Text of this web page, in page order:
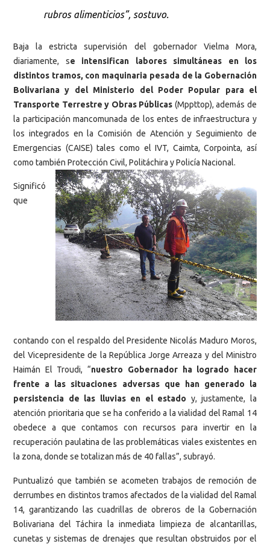
rubros alimenticios”, sostuvo.
Baja la estricta supervisión del gobernador Vielma Mora,
diariamente, se intensifican labores simultáneas en los
distintos tramos, con maquinaria pesada de la Gobernación
Bolivariana y del Ministerio del Poder Popular para el
Transporte Terrestre y Obras Públicas (Mppttop), además de
la participación mancomunada de los entes de infraestructura y
los integrados en la Comisión de Atención y Seguimiento de
Emergencias (CAISE) tales como el IVT, Caimta, Corpointa, así
como también Protección Civil, Politáchira y Policía Nacional.
Significó
que
contando con el respaldo del Presidente Nicolás Maduro Moros,
del Vicepresidente de la República Jorge Arreaza y del Ministro
Haimán El Troudi, “nuestro Gobernador ha logrado hacer
frente a las situaciones adversas que han generado la
persistencia de las lluvias en el estado y, justamente, la
atención prioritaria que se ha conferido a la vialidad del Ramal 14
obedece a que contamos con recursos para invertir en la
recuperación paulatina de las problemáticas viales existentes en
la zona, donde se totalizan más de 40 fallas”, subrayó.
Puntualizó que también se acometen trabajos de remoción de
derrumbes en distintos tramos afectados de la vialidad del Ramal
14, garantizando las cuadrillas de obreros de la Gobernación
Bolivariana del Táchira la inmediata limpieza de alcantarillas,
cunetas y sistemas de drenajes que resultan obstruidos por el